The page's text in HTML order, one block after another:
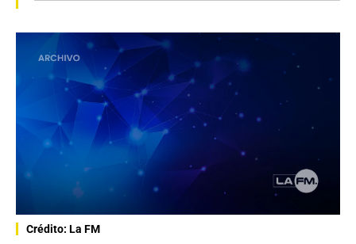
Crédito: La FM